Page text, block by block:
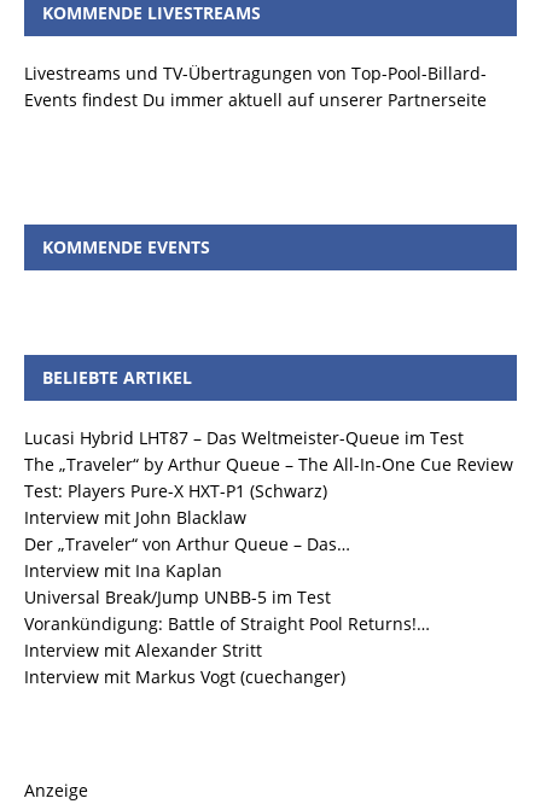
KOMMENDE LIVESTREAMS
Livestreams und TV-Übertragungen von Top-Pool-Billard-
Events findest Du immer aktuell auf unserer Partnerseite
KOMMENDE EVENTS
BELIEBTE ARTIKEL
Lucasi Hybrid LHT87 – Das Weltmeister-Queue im Test
The „Traveler“ by Arthur Queue – The All-In-One Cue Review
Test: Players Pure-X HXT-P1 (Schwarz)
Interview mit John Blacklaw
Der „Traveler“ von Arthur Queue – Das…
Interview mit Ina Kaplan
Universal Break/Jump UNBB-5 im Test
Vorankündigung: Battle of Straight Pool Returns!…
Interview mit Alexander Stritt
Interview mit Markus Vogt (cuechanger)
Anzeige